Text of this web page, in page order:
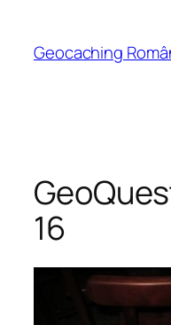
content
Geocaching
16